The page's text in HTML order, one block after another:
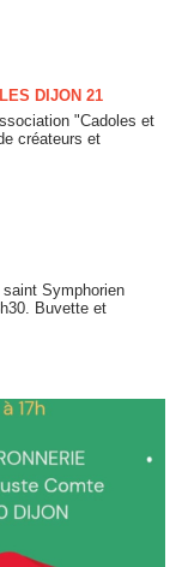
DIJON 21
"Cadoles et
créateurs et
saint Symphorien
Buvette et